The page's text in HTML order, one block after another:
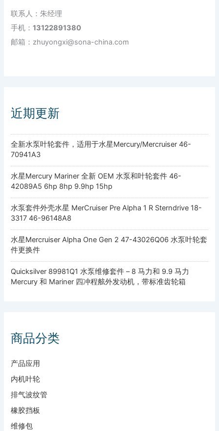
联系人：朱经理
手机：13122891380
邮箱：zhuyongxi@sona-china.com
近期更新
全新水泵叶轮套件，适用于水星Mercury/Mercruiser 46-
70941A3
水星Mercury Mariner 全新 OEM 水泵和叶轮套件 46-
42089A5 6hp 8hp 9.9hp 15hp
水泵套件外壳水星 MerCruiser Pre Alpha 1 R Sterndrive 18-
3317 46-96148A8
水星Mercruiser Alpha One Gen 2 47-43026Q06 水泵叶轮套
件更换件
Quicksilver 89981Q1 水泵维修套件 – 8 马力和 9.9 马力
Mercury 和 Mariner 四冲程舷外发动机，带标准齿轮箱
商品分类
产品应用
内机叶轮
排气波纹管
橡胶挡板
维修包